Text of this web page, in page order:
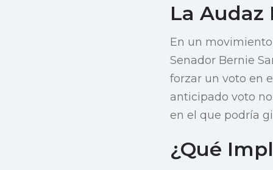
La Audaz
En un
Senador Bernie
forzar un voto en
anticipado voto
en el que podría
¿Qué